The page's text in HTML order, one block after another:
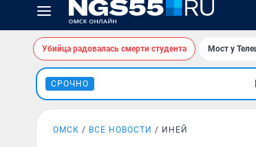
Убийца радовалась смерти студента Мост у
СРОЧНО
ОМСК ВСЕ НОВОСТИ ИНЕЙ